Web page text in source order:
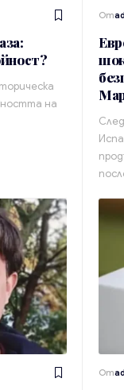
на
От
От